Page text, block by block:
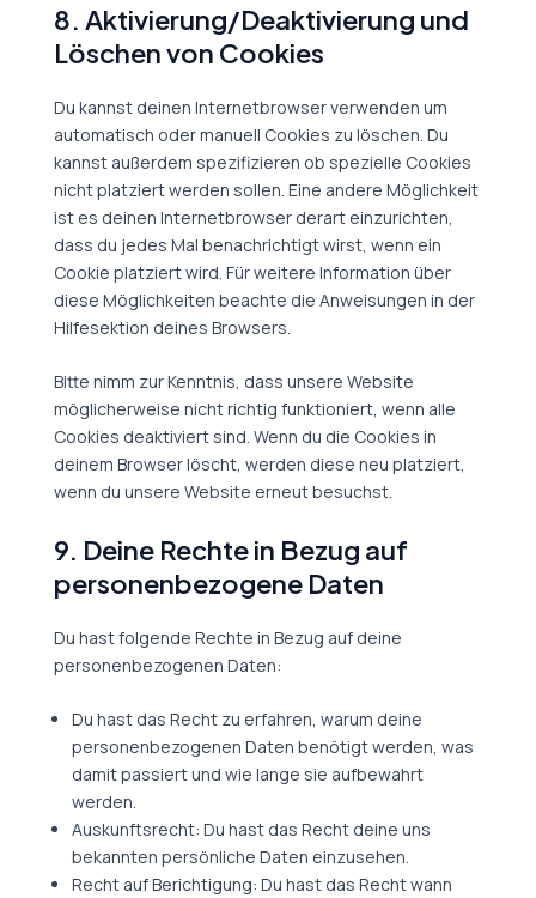
8. Aktivierung/Deaktivierung und
Löschen von Cookies
Du kannst deinen Internetbrowser verwenden um
automatisch oder manuell Cookies zu löschen. Du
kannst außerdem spezifizieren ob spezielle Cookies
nicht platziert werden sollen. Eine andere Möglichkeit
ist es deinen Internetbrowser derart einzurichten,
dass du jedes Mal benachrichtigt wirst, wenn ein
Cookie platziert wird. Für weitere Information über
diese Möglichkeiten beachte die Anweisungen in der
Hilfesektion deines Browsers.
Bitte nimm zur Kenntnis, dass unsere Website
möglicherweise nicht richtig funktioniert, wenn alle
Cookies deaktiviert sind. Wenn du die Cookies in
deinem Browser löscht, werden diese neu platziert,
wenn du unsere Website erneut besuchst.
9. Deine Rechte in Bezug auf
personenbezogene Daten
Du hast folgende Rechte in Bezug auf deine
personenbezogenen Daten:
Du hast das Recht zu erfahren, warum deine
personenbezogenen Daten benötigt werden, was
damit passiert und wie lange sie aufbewahrt
werden.
Auskunftsrecht: Du hast das Recht deine uns
bekannten persönliche Daten einzusehen.
Recht auf Berichtigung: Du hast das Recht wann